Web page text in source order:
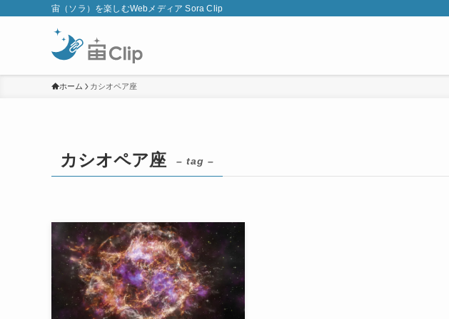
宙（ソラ）を楽しむWebメディア Sora Clip
ホーム カシオペア座
カシオペア座 – tag –